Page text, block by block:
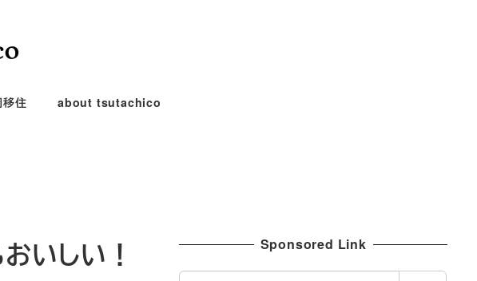
住 about tsutachico
いしい！ Sponsored Link